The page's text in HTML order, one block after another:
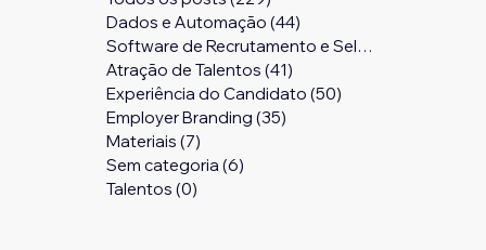
Dados e Automação (44)
Software de Recrutamento e Seleção
Atração de Talentos (41)
Experiência do Candidato (50)
Employer Branding (35)
Materiais (7)
Sem categoria (6)
Talentos (0)